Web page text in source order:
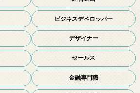
ビジネスデベロッパー
デザイナー
セールス
金融専門職